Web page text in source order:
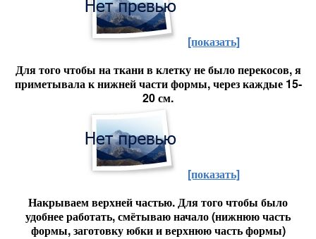
[показать]
Для того чтобы на ткани в клетку не было перекосов, я
приметывала к нижней части формы, через каждые 15-
20 см.
[показать]
Накрываем верхней частью. Для того чтобы было
удобнее работать, смётываю начало (нижнюю часть
формы, заготовку юбки и верхнюю часть формы)